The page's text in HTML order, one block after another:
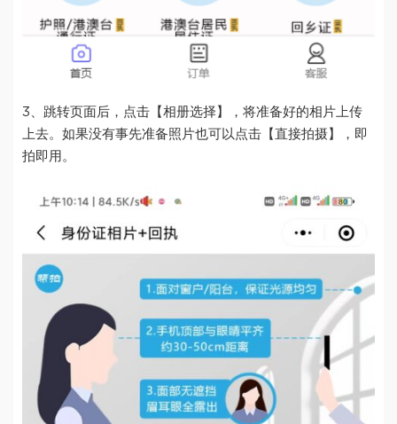
3、跳转页面后，点击【相册选择】，将准备好的相片上传
上去。如果没有事先准备照片也可以点击【直接拍摄】，即
拍即用。